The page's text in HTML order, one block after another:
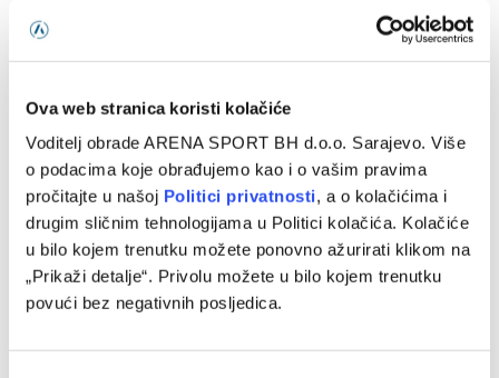
Ova web stranica koristi kolačiće
Voditelj obrade ARENA SPORT BH d.o.o. Sarajevo. Više
o podacima koje obrađujemo kao i o vašim pravima
pročitajte u našoj Politici privatnosti, a o kolačićima i
drugim sličnim tehnologijama u Politici kolačića. Kolačiće
u bilo kojem trenutku možete ponovno ažurirati klikom na
„Prikaži detalje“. Privolu možete u bilo kojem trenutku
povući bez negativnih posljedica.
započelo je golijadom domaće selekcije u Minhenu protiv
Škotske. Izabranici Juliana Nagelsmann…